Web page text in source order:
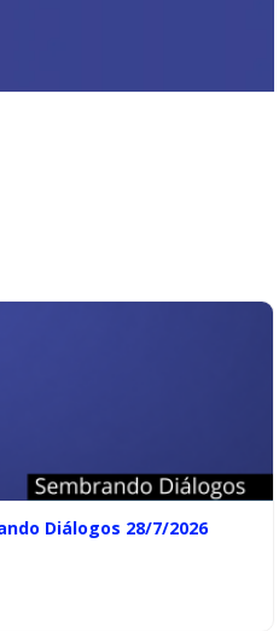
Diálogos 28/7/2026